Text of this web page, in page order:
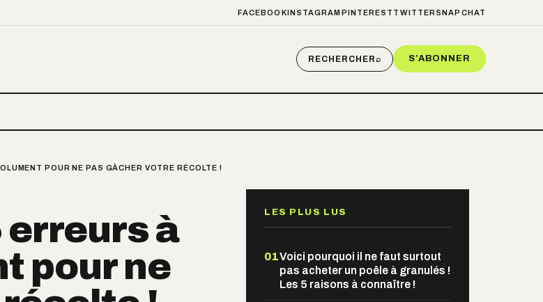
FACEBOOKINSTAGRAM PINTEREST TWITTER SNAPCHAT
RECHERCHER⌕ S’ABONNER
POUR NE PAS GÂCHER VOTRE RÉCOLTE !
à
pour ne
LES PLUS LUS
01Voici pourquoi il ne faut surtout
pas acheter un poêle à granulés !
Les 5 raisons à connaître !